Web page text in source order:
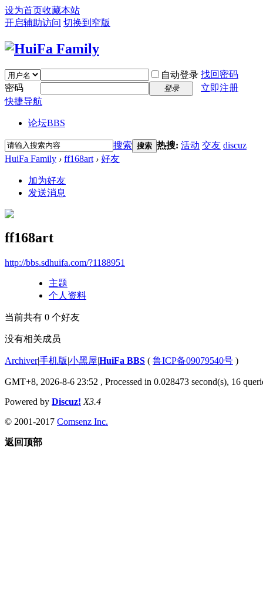
设为首页收藏本站
开启辅助访问 切换到窄版
自动登录 找回密码
密码
登录
立即注册
快捷导航
论坛BBS
搜索 搜索 热搜: 活动 交友 discuz
HuiFa Family › ff168art › 好友
加为好友
发送消息
ff168art
http://bbs.sdhuifa.com/?1188951
主题
个人资料
当前共有 0 个好友
没有相关成员
Archiver|手机版|小黑屋|HuiFa BBS ( 鲁ICP备09079540号 )
GMT+8, 2026-8-6 23:52 , Processed in 0.028473 second(s), 16
Powered by Discuz! X3.4
© 2001-2017 Comsenz Inc.
返回顶部